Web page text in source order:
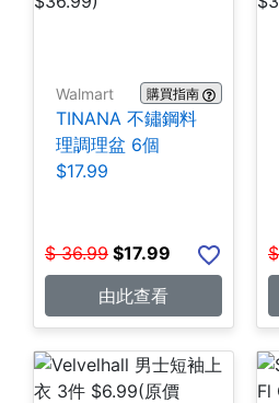
Walmart 購買指南
TINANA 不鏽鋼料
理調理盆 6個
$17.99
$ 36.99 $17.99
由此查看
$